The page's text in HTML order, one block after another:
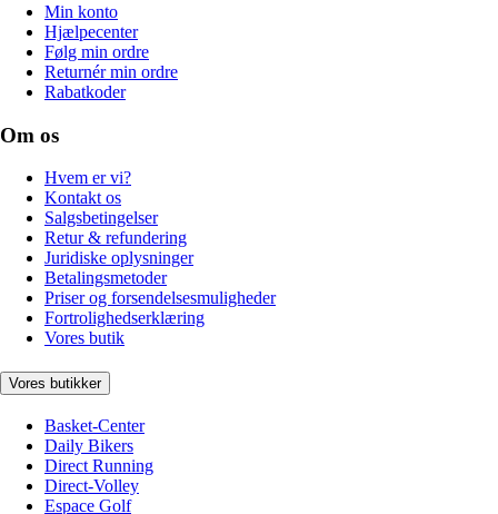
Min konto
Hjælpecenter
Følg min ordre
Returnér min ordre
Rabatkoder
Om os
Hvem er vi?
Kontakt os
Salgsbetingelser
Retur & refundering
Juridiske oplysninger
Betalingsmetoder
Priser og forsendelsesmuligheder
Fortrolighedserklæring
Vores butik
Vores butikker
Basket-Center
Daily Bikers
Direct Running
Direct-Volley
Espace Golf